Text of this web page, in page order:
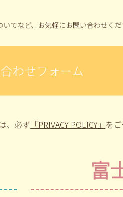
てなど、 お気軽にお問い合わせくだ
わせフォーム
必ず 「PRIVACY POLICY」 を
富